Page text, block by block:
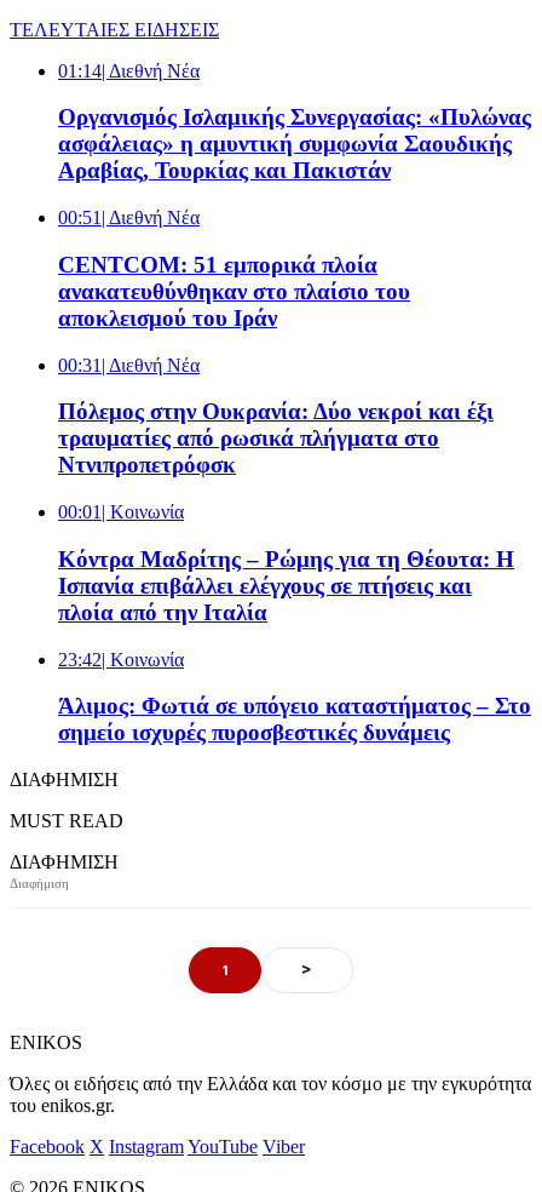
ΤΕΛΕΥΤΑΙΕΣ ΕΙΔΗΣΕΙΣ
01:14| Διεθνή Νέα
Οργανισμός Ισλαμικής Συνεργασίας: «Πυλώνας
ασφάλειας» η αμυντική συμφωνία Σαουδικής
Αραβίας, Τουρκίας και Πακιστάν
00:51 | Διεθνή Νέα
CENTCOM: 51 εμπορικά πλοία
ανακατευθύνθηκαν στο πλαίσιο του
αποκλεισμού του Ιράν
00:31 | Διεθνή Νέα
Πόλεμος στην Ουκρανία: Δύο νεκροί και έξι
τραυματίες από ρωσικά πλήγματα στο
Ντνιπροπετρόφσκ
00:01 | Κοινωνία
Κόντρα Μαδρίτης – Ρώμης για τη Θέουτα: Η
Ισπανία επιβάλλει ελέγχους σε πτήσεις και
πλοία από την Ιταλία
23:42| Κοινωνία
Άλιμος: Φωτιά σε υπόγειο καταστήματος – Στο
σημείο ισχυρές πυροσβεστικές δυνάμεις
ΔΙΑΦΗΜΙΣΗ
MUST READ
ΔΙΑΦΗΜΙΣΗ
1 >
ENIKOS
Όλες οι ειδήσεις από την Ελλάδα και τον κόσμο με την εγκυρότητα
του enikos.gr.
Facebook X InstagramYouTube Viber
© 2026 ENIKOS